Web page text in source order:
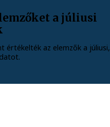
a júliusi
értékelték az elemzők a júliusi,